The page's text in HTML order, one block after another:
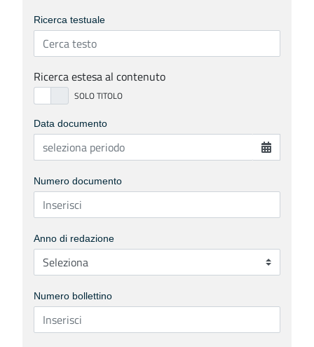
Ricerca testuale
Ricerca estesa al contenuto
Data documento
Numero documento
Anno di redazione
Numero bollettino